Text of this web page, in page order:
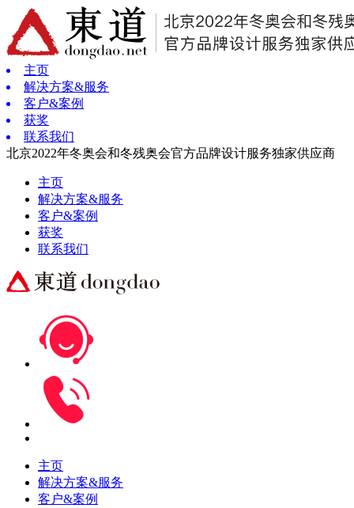
主页
解决方案&服务
客户&案例
获奖
联系我们
北京2022年冬奥会和冬残奥会官方品牌设计服务独家供应商
主页
解决方案&服务
客户&案例
获奖
联系我们
主页
解决方案&服务
客户&案例